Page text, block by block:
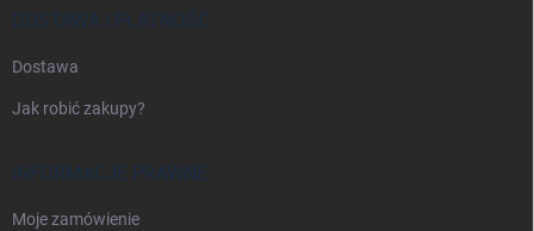
DOSTAWA I PŁATNOŚĆ
Dostawa
Jak robić zakupy?
INFORMACJE PRAWNE
Moje zamówienie